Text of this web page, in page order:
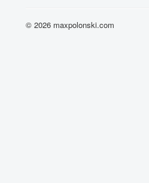
© 2026 maxpolonski.com